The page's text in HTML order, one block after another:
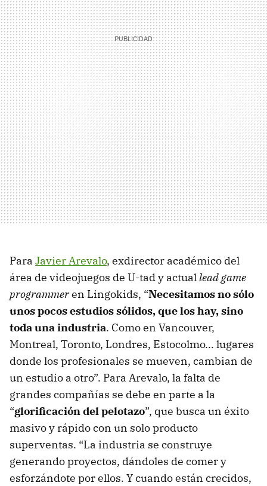
Para Javier Arevalo, exdirector académico del
área de videojuegos de U-tad y actuallead game
programmeren Lingokids, “Necesitamos no sólo
unos pocos estudios sólidos, que los hay, sino
toda una industria. Como en Vancouver,
Montreal, Toronto, Londres, Estocolmo... lugares
donde los profesionales se mueven, cambian de
un estudio a otro”. Para Arevalo, la falta de
grandes compañías se debe en parte a la
“glorificación del pelotazo”, que busca un éxito
masivo y rápido con un solo producto
superventas. “La industria se construye
generando proyectos, dándoles de comer y
esforzándote por ellos. Y cuando están crecidos,